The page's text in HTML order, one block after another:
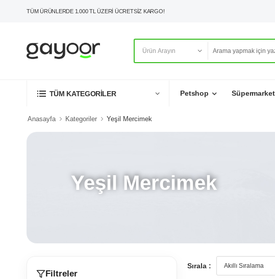
TÜM ÜRÜNLERDE 1.000 TL ÜZERİ ÜCRETSİZ KARGO!
TÜM KATEGORİLER Petshop Süpermarket
Anasayfa Kategoriler Yeşil Mercimek
Yeşil Mercimek
Filtreler
Sırala :